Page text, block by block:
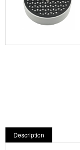
Description